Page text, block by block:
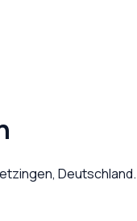
, Deutschland